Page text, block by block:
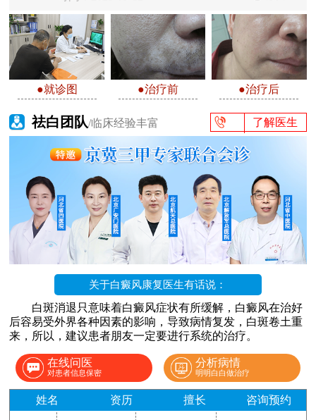
●就诊图 ●治疗前 ●治疗后
祛白团队/临床经验丰富 了解医生
关于白癜风康复医生有话说：
白斑消退只意味着白癜风症状有所缓解，白癜风在治好
后容易受外界各种因素的影响，导致病情复发，白斑卷土重
来，所以，建议患者朋友一定要进行系统的治疗。
在线问医
对患者信息保密
分析病情
明明白白做治疗
姓名 资历 擅长 咨询预约